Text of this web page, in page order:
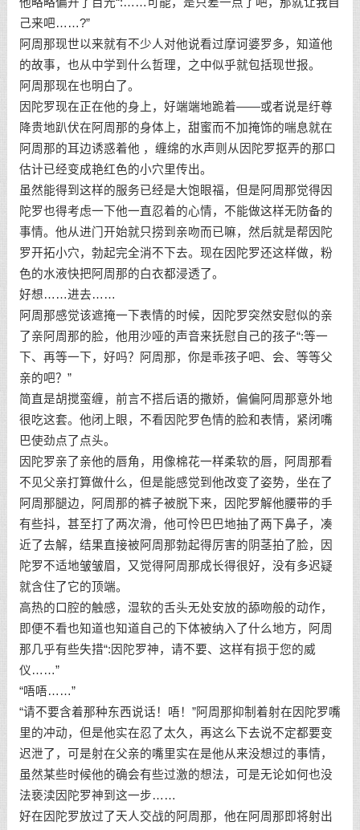
他略略偏开了目光“:……可能，是只差一点了吧，那就让我自
己来吧……?”
阿周那现世以来就有不少人对他说看过摩诃婆罗多，知道他
的故事，也从中学到什么哲理，之中似乎就包括现世报。
阿周那现在也明白了。
因陀罗现在正在他的身上，好端端地跪着——或者说是纡尊
降贵地趴伏在阿周那的身体上，甜蜜而不加掩饰的喘息就在
阿周那的耳边诱惑着他 ，缠绵的水声则从因陀罗抠弄的那口
估计已经变成艳红色的小穴里传出。
虽然能得到这样的服务已经是大饱眼福，但是阿周那觉得因
陀罗也得考虑一下他一直忍着的心情，不能做这样无防备的
事情。他从进门开始就只捞到亲吻而已嘛，然后就是帮因陀
罗开拓小穴，勃起完全消不下去。现在因陀罗还这样做，粉
色的水液快把阿周那的白衣都浸透了。
好想……进去……
阿周那感觉该遮掩一下表情的时候，因陀罗突然安慰似的亲
了亲阿周那的脸，他用沙哑的声音来抚慰自己的孩子“:等一
下、再等一下，好吗？阿周那，你是乖孩子吧、会、等等父
亲的吧？”
简直是胡搅蛮缠，前言不搭后语的撒娇，偏偏阿周那意外地
很吃这套。他闭上眼，不看因陀罗色情的脸和表情，紧闭嘴
巴使劲点了点头。
因陀罗亲了亲他的唇角，用像棉花一样柔软的唇，阿周那看
不见父亲打算做什么，但是能感觉到他改变了姿势，坐在了
阿周那腿边，阿周那的裤子被脱下来，因陀罗解他腰带的手
有些抖，甚至打了两次滑，他可怜巴巴地抽了两下鼻子，凑
近了去解，结果直接被阿周那勃起得厉害的阴茎拍了脸，因
陀罗不适地皱皱眉，又觉得阿周那成长得很好，没有多迟疑
就含住了它的顶端。
高热的口腔的触感，湿软的舌头无处安放的舔吻般的动作，
即便不看也知道也知道自己的下体被纳入了什么地方，阿周
那几乎有些失措“:因陀罗神，请不要、这样有损于您的威
仪……”
“唔唔……”
“请不要含着那种东西说话！唔！”阿周那抑制着射在因陀罗嘴
里的冲动，但是他实在忍了太久，再这么下去说不定都要变
迟泄了，可是射在父亲的嘴里实在是他从来没想过的事情，
虽然某些时候他的确会有些过激的想法，可是无论如何也没
法亵渎因陀罗神到这一步……
好在因陀罗放过了天人交战的阿周那，他在阿周那即将射出